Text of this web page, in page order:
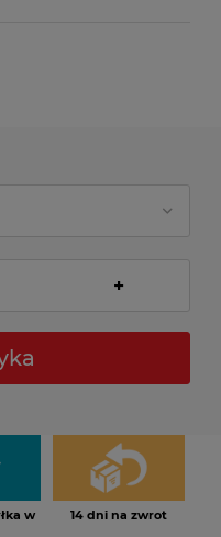
+
w
14 dni na zwrot